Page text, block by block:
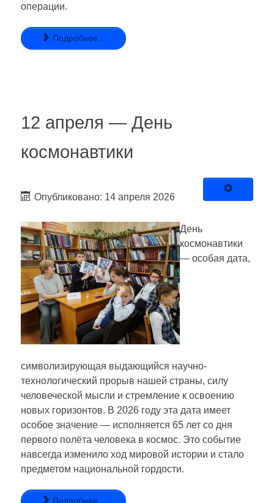
операции.
Подробнее...
12 апреля — День
космонавтики
Опубликовано: 14 апреля 2026
День
космонавтики
— особая дата,
символизирующая выдающийся научно-
технологический прорыв нашей страны, силу
человеческой мысли и стремление к освоению
новых горизонтов. В 2026 году эта дата имеет
особое значение — исполняется 65 лет со дня
первого полёта человека в космос. Это событие
навсегда изменило ход мировой истории и стало
предметом национальной гордости.
Подробнее...